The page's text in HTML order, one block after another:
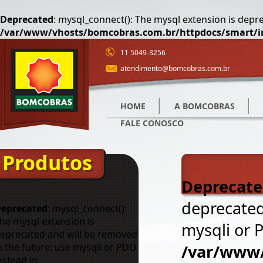
Deprecated: mysql_connect(): The mysql extension is
/var/www/vhosts/bomcobras.com.br/httpdocs/smart/
11 5049-3256
atendimento@bomcobras.com.br
HOME
A BOMCOBRAS
FALE CONOSCO
Produtos
: mysql_connect():
mysql extension is
and will be removed
the future: use mysqli or PDO
in
mysqli or
/var/